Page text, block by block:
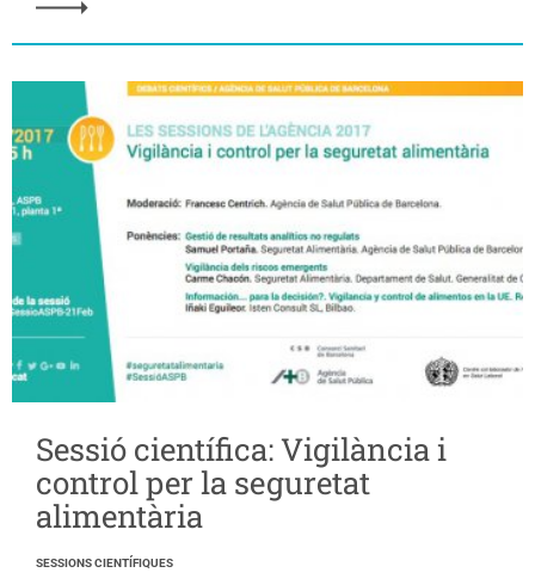
Sessió científica: Vigilància i
control per la seguretat
alimentària
SESSIONS CIENTÍFIQUES